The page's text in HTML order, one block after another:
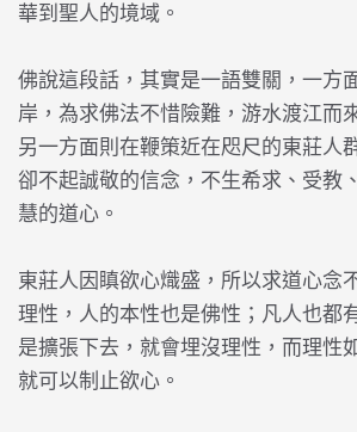
華到聖人的境域。
佛說這段話，其實是一語雙關，一方
岸，為求佛法不惜險難，游水渡江而
另一方面則在鞭策近在咫尺的東莊人
卻不起誠敬的信念，不生希求、受教
慧的道心。
東莊人因瞋欲心熾盛，所以求道心念
理性，人的本性也是佛性；凡人也都
是擴張下去，就會埋沒理性，而理性
就可以制止欲心。